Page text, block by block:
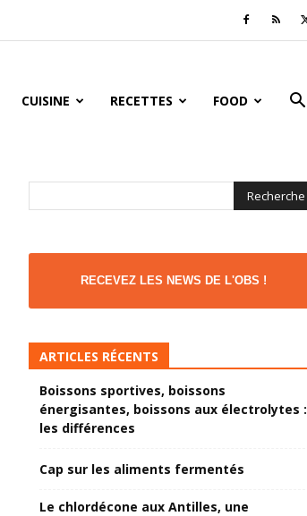
CUISINE RECETTES FOOD
RECEVEZ LES NEWS DE L'OBS !
ARTICLES RÉCENTS
Boissons sportives, boissons
énergisantes, boissons aux électrolytes :
les différences
Cap sur les aliments fermentés
Le chlordécone aux Antilles, une